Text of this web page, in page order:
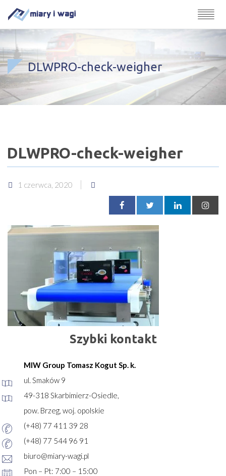
DLWPRO-check-weigher
DLWPRO-check-weigher
1 czerwca, 2020
Szybki kontakt
MIW Group Tomasz Kogut Sp. k.
ul. Smaków 9
49-318 Skarbimierz-Osiedle,
pow. Brzeg, woj. opolskie
(+48) 77 411 39 28
(+48) 77 544 96 91
biuro@miary-wagi.pl
Pon – Pt: 7:00 – 15:00